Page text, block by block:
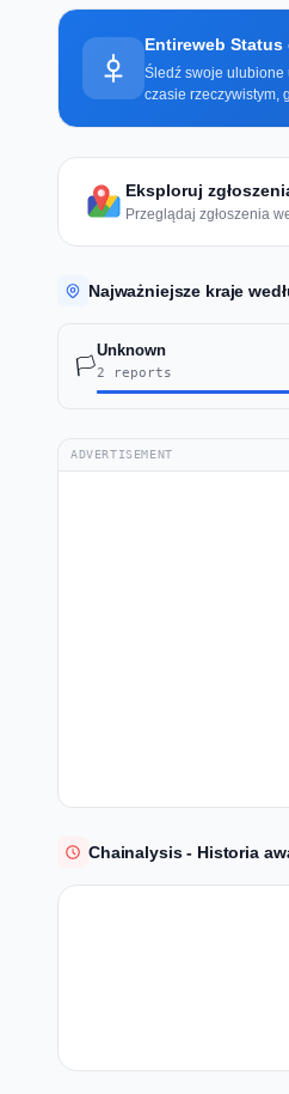
Entireweb Status
Śledź swoje ulubione
czasie rzeczywistym,
Eksploruj
Przeglądaj zgłoszenia
Najważniejsze kraje
🏳️
Unknown
2 reports
ADVERTISEMENT
Chainalysis - Historia